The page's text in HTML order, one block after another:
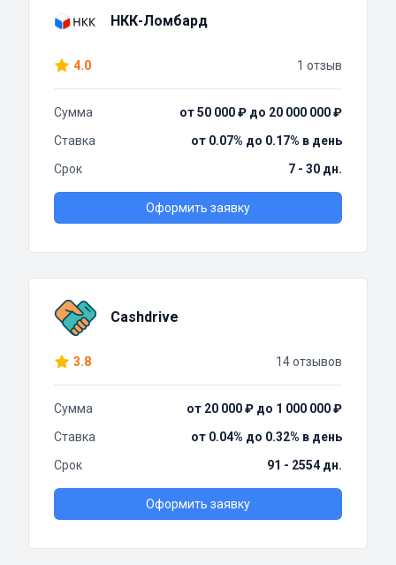
НКК-Ломбард
4.0 1 отзыв
Сумма
от 50 000 ₽ до 20 000 000 ₽
Ставка
от 0.07% до 0.17% в день
Срок
7 - 30 дн.
Оформить заявку
Cashdrive
3.8 14 отзывов
Сумма
от 20 000 ₽ до 1 000 000 ₽
Ставка
от 0.04% до 0.32% в день
Срок
91 - 2554 дн.
Оформить заявку